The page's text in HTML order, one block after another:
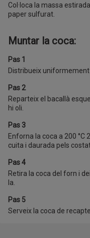
Col·loca la massa
paper sulfurat.
Muntar la coca:
Pas 1
Distribueix
Pas 2
Reparteix el bacallà
hi oli.
Pas 3
Enforna la coca a 200 °C
cuita i daurada pels
Pas 4
Retira la coca del forn i
la.
Pas 5
Serveix la coca de